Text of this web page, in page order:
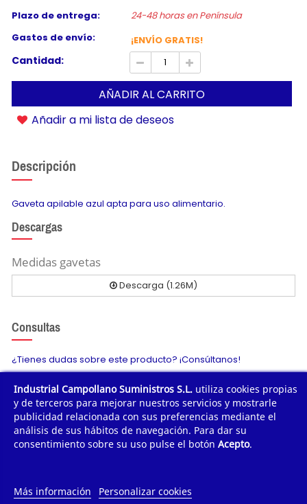
Plazo de entrega:
24-48 horas en Península
Gastos de envío:
¡ENVÍO GRATIS!
Cantidad:
AÑADIR AL CARRITO
Añadir a mi lista de deseos
Descripción
Gaveta apilable azul apta para uso alimentario.
Descargas
Medidas gavetas
Descarga (1.26M)
Consultas
¿Tienes dudas sobre este producto? ¡Consúltanos!
Envíanos tu consulta
¿QUIÉNES SOMOS?
Industrial Campollano Suministros S.L. utiliza cookies propias
y de terceros para mejorar nuestros servicios y mostrarle
publicidad relacionada con sus preferencias mediante el
análisis de sus hábitos de navegación. Para dar su
consentimiento sobre su uso pulse el botón Acepto.
Más información Personalizar cookies